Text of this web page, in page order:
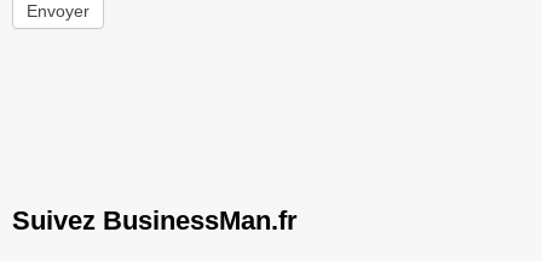
Envoyer
Suivez BusinessMan.fr